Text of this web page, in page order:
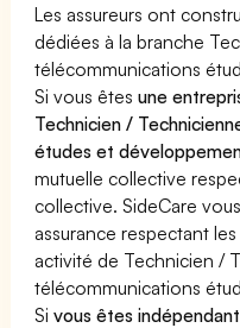
Les assureurs ont
dédiées à la branche
télécommunications
Si vous êtesune
Technicien /
études et
mutuelle collective
collective. SideCare
assurance respectant
activité de Technicien /
télécommunications
Sivous êtes